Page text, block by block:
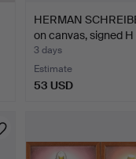
HERMAN
on canvas, signed
3 days
Estimate
53 USD